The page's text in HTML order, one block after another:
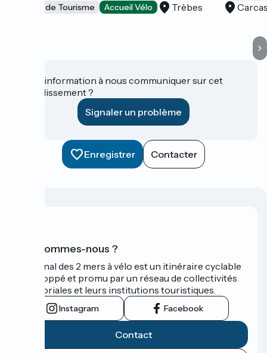
Offices de Tourisme Accueil Vélo Trèbes
Une information à nous communiquer sur cet
établissement ?
Signaler un problème
Enregistrer Contacter
Qui sommes-nous ?
Le Canal des 2 mers à vélo est un itinéraire cyclable
développé et promu par un réseau de collectivités
territoriales et leurs institutions touristiques.
Instagram Facebook
Contact